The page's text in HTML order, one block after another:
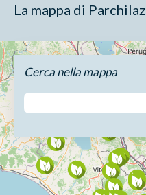
La mappa di
Cerca nella mappa